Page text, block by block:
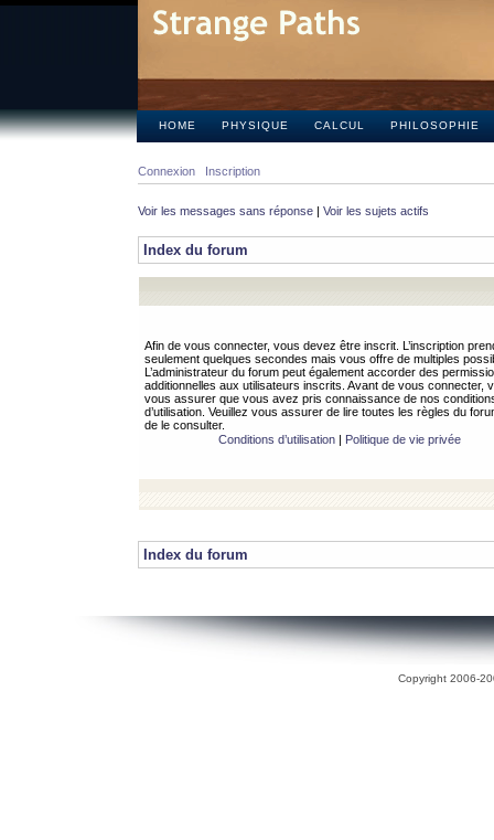
HOME PHYSIQUE CALCUL PHILOSOPHIE
Connexion Inscription
Voir les messages sans réponse | Voir les sujets actifs
Index du forum
Afin de vous connecter, vous devez être inscrit. L’inscription
seulement quelques secondes mais vous offre de multiples
L’administrateur du forum peut également accorder des
additionnelles aux utilisateurs inscrits. Avant de vous connecter,
vous assurer que vous avez pris connaissance de nos
d’utilisation. Veuillez vous assurer de lire toutes les règles du
de le consulter.
Conditions d’utilisation| Politique de vie privée
Index du forum
Copyright 2006-